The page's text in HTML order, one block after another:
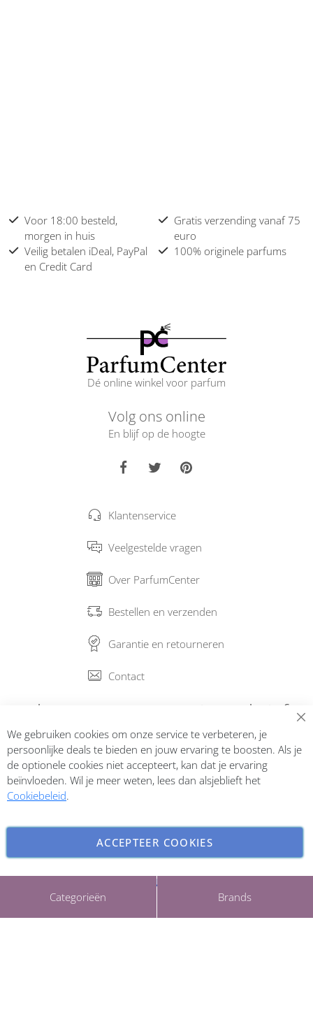
Categorieën Brands
Voor 18:00 besteld,
morgen in huis
Gratis verzending vanaf 75
euro
Veilig betalen iDeal, PayPal
en Credit Card
100% originele parfums
Dé online winkel voor parfum
Volg ons online
En blijf op de hoogte
Klantenservice
Veelgestelde vragen
Over ParfumCenter
Bestellen en verzenden
Garantie en retourneren
Contact
Abonneer op onze nieuwsbrief
Inschrijven
Copyright © 2026 ParfumCenter.nl. All rights reserved.
We gebruiken cookies om onze service te verbeteren, je
persoonlijke deals te bieden en jouw ervaring te boosten. Als je
de optionele cookies niet accepteert, kan dat je ervaring
beïnvloeden. Wil je meer weten, lees dan alsjeblieft het
Cookiebeleid.
ACCEPTEER COOKIES
INSTELLINGEN AANPASSEN